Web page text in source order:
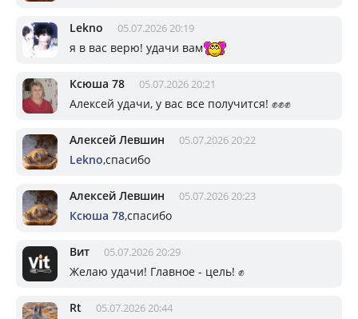
Lekno 05.07.2026 20:19
я в вас верю! удачи вам
Ксюша 78 05.07.2026 20:21
Алексей удачи, у вас все получится! ✊✊✊
Алексей Левшин 05.07.2026 20:22
Lekno,спасибо
Алексей Левшин 05.07.2026 20:23
Ксюша 78,спасибо
Вит 05.07.2026 20:29
Желаю удачи! Главное - цель! ✊
Rt 05.07.2026 20:44